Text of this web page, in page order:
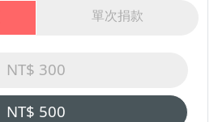
單次捐款
NT$ 300
NT$ 500